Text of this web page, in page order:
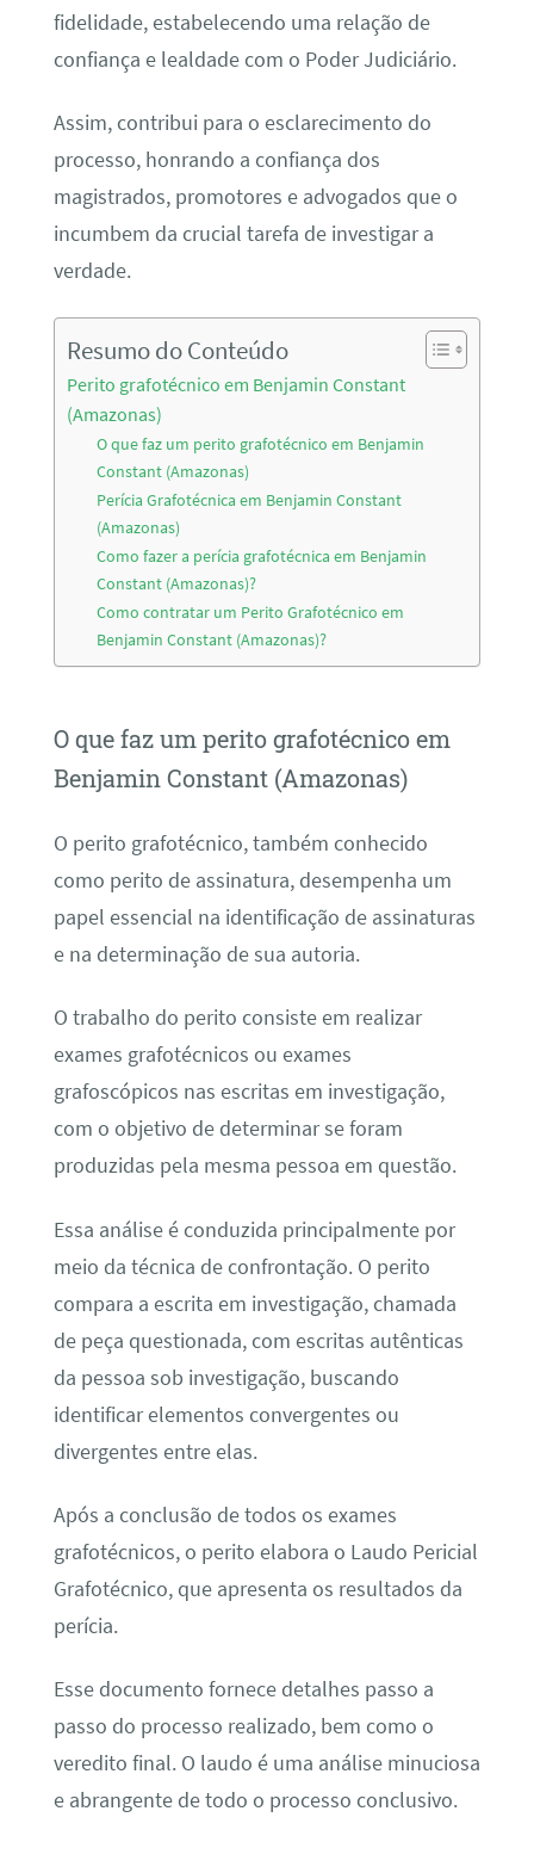
fidelidade, estabelecendo uma relação de
confiança e lealdade com o Poder Judiciário.
Assim, contribui para o esclarecimento do
processo, honrando a confiança dos
magistrados, promotores e advogados que o
incumbem da crucial tarefa de investigar a
verdade.
Resumo do Conteúdo
Perito grafotécnico em Benjamin Constant
(Amazonas)
O que faz um perito grafotécnico em Benjamin
Constant (Amazonas)
Perícia Grafotécnica em Benjamin Constant
(Amazonas)
Como fazer a perícia grafotécnica em Benjamin
Constant (Amazonas)?
Como contratar um Perito Grafotécnico em
Benjamin Constant (Amazonas)?
O que faz um perito grafotécnico em
Benjamin Constant (Amazonas)
O perito grafotécnico, também conhecido
como perito de assinatura, desempenha um
papel essencial na identificação de assinaturas
e na determinação de sua autoria.
O trabalho do perito consiste em realizar
exames grafotécnicos ou exames
grafoscópicos nas escritas em investigação,
com o objetivo de determinar se foram
produzidas pela mesma pessoa em questão.
Essa análise é conduzida principalmente por
meio da técnica de confrontação. O perito
compara a escrita em investigação, chamada
de peça questionada, com escritas autênticas
da pessoa sob investigação, buscando
identificar elementos convergentes ou
divergentes entre elas.
Após a conclusão de todos os exames
grafotécnicos, o perito elabora o Laudo Pericial
Grafotécnico, que apresenta os resultados da
perícia.
Esse documento fornece detalhes passo a
passo do processo realizado, bem como o
veredito final. O laudo é uma análise minuciosa
e abrangente de todo o processo conclusivo.